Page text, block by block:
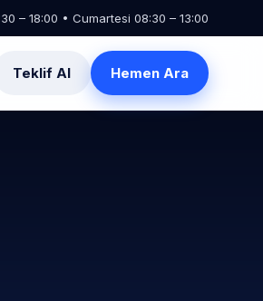
– 18:00 • Cumartesi 08:30 – 13:00
Teklif Al Hemen Ara